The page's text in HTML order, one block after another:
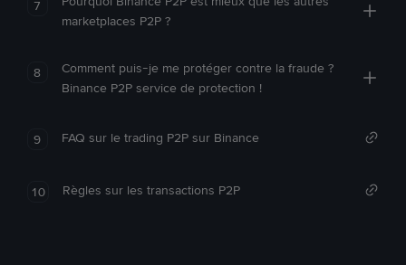
7
marketplaces P2P ?
8
Comment puis-je me protéger contre la fraude ?
Binance P2P service de protection !
9 FAQ sur le trading P2P sur Binance
10 Règles sur les transactions P2P